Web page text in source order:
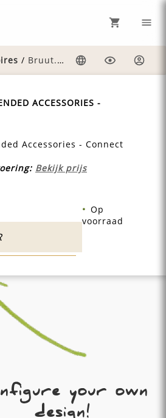
/ Bruut.-recommended-accessories-connect
ACCESSORIES -
Accessories - Connect
Bekijk prijs
Op
voorraad
your own